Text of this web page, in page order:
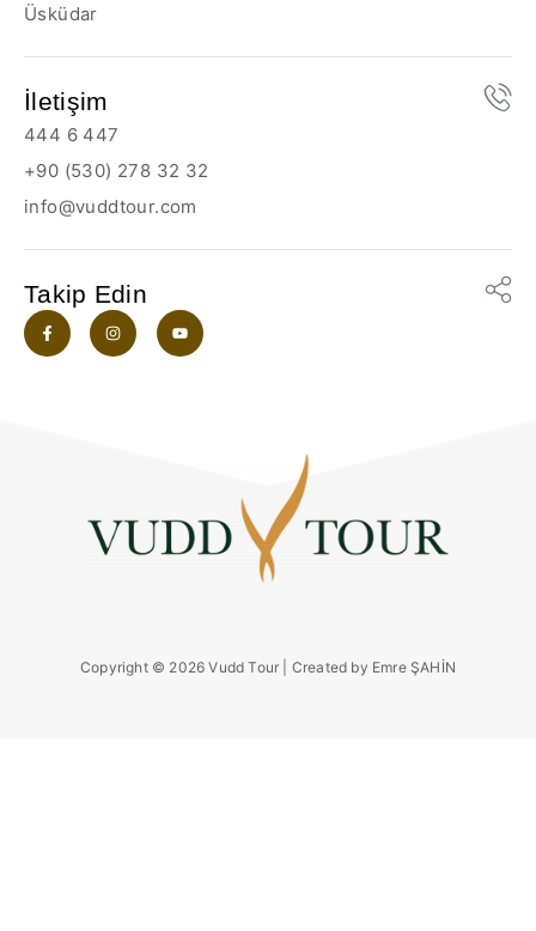
Üsküdar
İletişim
444 6 447
+90 (530) 278 32 32
info@vuddtour.com
Takip Edin
Copyright © 2026 Vudd Tour | Created by Emre ŞAHİN